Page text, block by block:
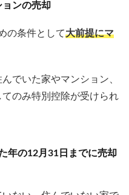
ンの売却
の条件として大前提にマ
でいた家やマンション、
のみ特別控除が受けられ
年の12月31日までに売却